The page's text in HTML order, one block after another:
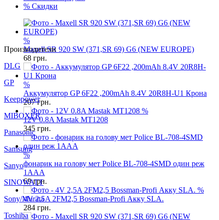
% Скидки
%
Maxell SR 920 SW (371,SR 69) G6 (NEW EUROPE)
68грн.
%
Аккумулятор GP 6F22 ,200mAh 8.4V 20R8H-U1 Крона
207грн.
12V 0.8A Mastak MT1208
345грн.
%
фонарик на голову мет Police BL-708-4SMD один реж
1AAA
69грн.
4V 2,5A 2FM2,5 Bossman-Profi Акку SLA.
284грн.
Производители
Keeppower
MIBOXER
Panasonic
Samsung
Sanyo
SINOWATT